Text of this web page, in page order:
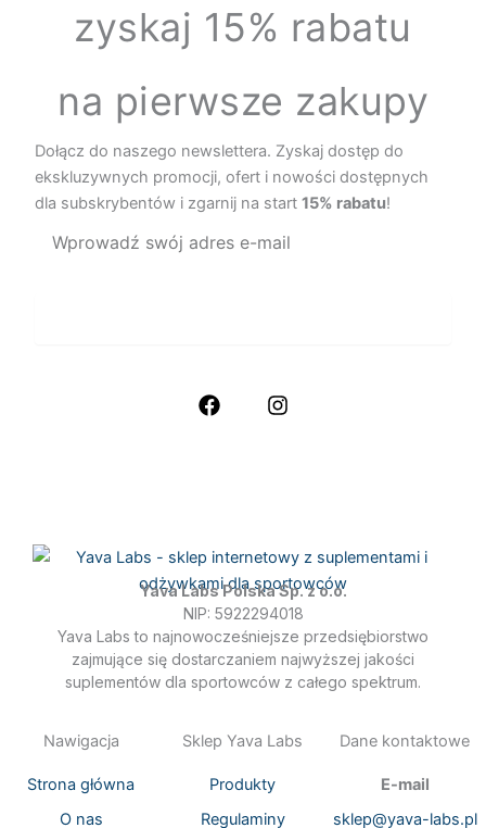
zyskaj 15% rabatu
na pierwsze zakupy
Dołącz do naszego newslettera. Zyskaj dostęp do
ekskluzywnych promocji, ofert i nowości dostępnych
dla subskrybentów i zgarnij na start 15% rabatu!
F
a
k
I
n
m
Yava Labs Polska Sp. z o.o.
NIP: 5922294018
Yava Labs to najnowocześniejsze przedsiębiorstwo
zajmujące się dostarczaniem najwyższej jakości
suplementów dla sportowców z całego spektrum.
Nawigacja
Strona główna
O nas
Sklep Yava Labs
Produkty
Regulaminy
Dane kontaktowe
E-mail
sklep@yava-labs.pl